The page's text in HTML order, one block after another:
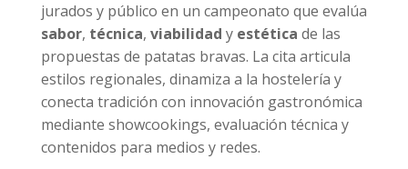
jurados y público en un campeonato que evalúa
sabor, técnica, viabilidad y estética de las
propuestas de patatas bravas. La cita articula
estilos regionales, dinamiza a la hostelería y
conecta tradición con innovación gastronómica
mediante showcookings, evaluación técnica y
contenidos para medios y redes.